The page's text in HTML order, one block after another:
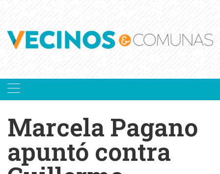
Marcela Pagano
apuntó contra